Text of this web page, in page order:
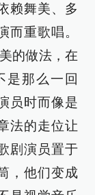
赖舞美、多
而重歌唱。
的做法，在
是那么一回
员时而像是
法的走位让
剧演员置于
，他们变成